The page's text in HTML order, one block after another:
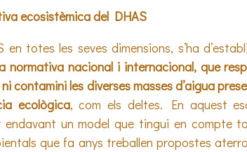
ecosistèmica del DHAS
totes les seves dimensions, s’ha
normativa nacional i internacional, que
contamini les diverses masses d’aigua
ecològica, com els deltes. En aquest
un model que tingui en compte
que fa anys treballen propostes